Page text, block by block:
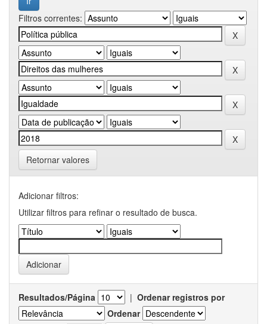
Filtros correntes:
Retornar valores
Adicionar filtros:
Utilizar filtros para refinar o resultado de busca.
Resultados/Página | Ordenar registros por
Ordenar